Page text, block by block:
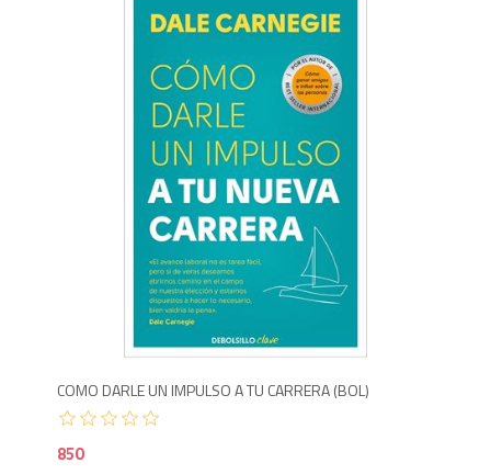
COMO DARLE UN IMPULSO A TU CARRERA (BOL)
850